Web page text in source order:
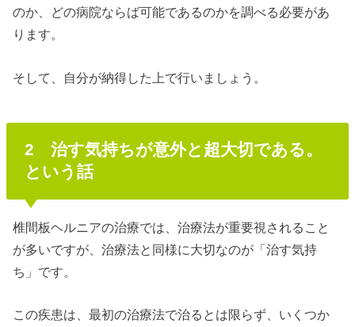
のか、どの病院ならば可能であるのかを調べる必要があ
ります。
そして、自分が納得した上で行いましょう。
2 治す気持ちが意外と超大切である。
という話
椎間板ヘルニアの治療では、治療法が重要視されること
が多いですが、治療法と同様に大切なのが「治す気持
ち」です。
この疾患は、最初の治療法で治るとは限らず、いくつか